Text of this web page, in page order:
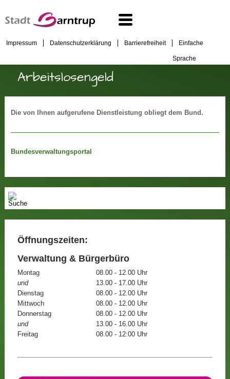
Impressum Datenschutzerklärung Barrierefreiheit Einfache
Sprache
Arbeitslosengeld
Die von Ihnen aufgerufene Dienstleistung obliegt dem Bund.
Bundesverwaltungsportal
Öffnungszeiten:
Verwaltung & Bürgerbüro
Montag
08.00 - 12.00 Uhr
und
13.00 - 17.00 Uhr
Dienstag
08.00 - 12.00 Uhr
Mittwoch
08.00 - 12.00 Uhr
Donnerstag
08.00 - 12.00 Uhr
und
13.00 - 16.00 Uhr
Freitag
08.00 - 12:00 Uhr